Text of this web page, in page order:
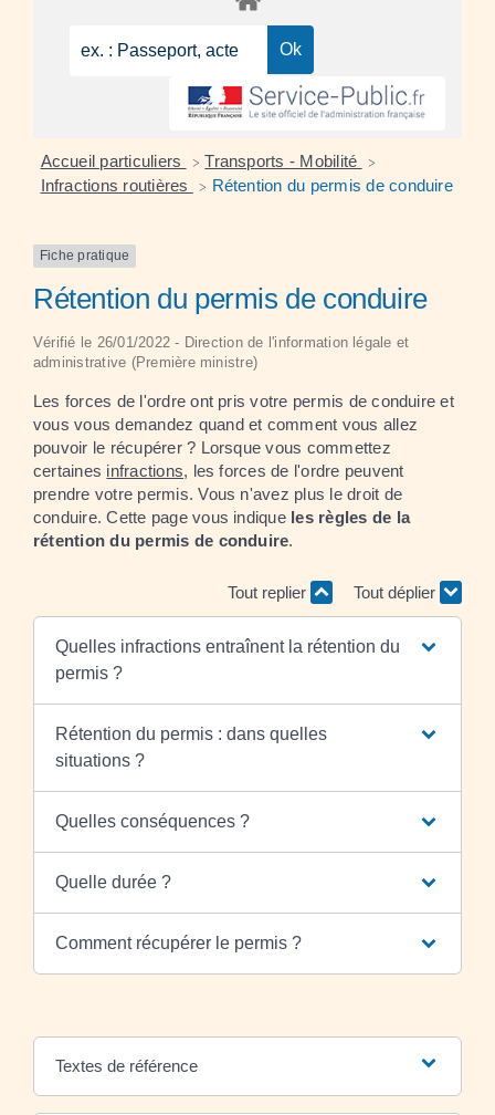
Accueil particuliers > Transports - Mobilité >
Infractions routières > Rétention du permis de conduire
Fiche pratique
Rétention du permis de conduire
Vérifié le 26/01/2022 - Direction de l'information légale et
administrative (Première ministre)
Les forces de l'ordre ont pris votre permis de conduire et
vous vous demandez quand et comment vous allez
pouvoir le récupérer ? Lorsque vous commettez
certaines infractions, les forces de l'ordre peuvent
prendre votre permis. Vous n'avez plus le droit de
conduire. Cette page vous indique les règles de la
rétention du permis de conduire.
Tout replier Tout déplier
Quelles infractions entraînent la rétention du
permis ?
Rétention du permis : dans quelles
situations ?
Quelles conséquences ?
Quelle durée ?
Comment récupérer le permis ?
Textes de référence